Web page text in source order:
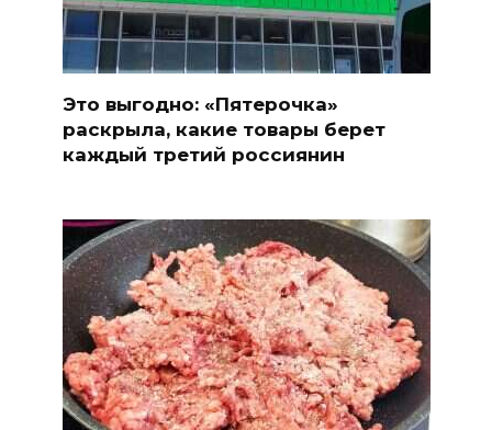
Это выгодно: «Пятерочка»
раскрыла, какие товары берет
каждый третий россиянин